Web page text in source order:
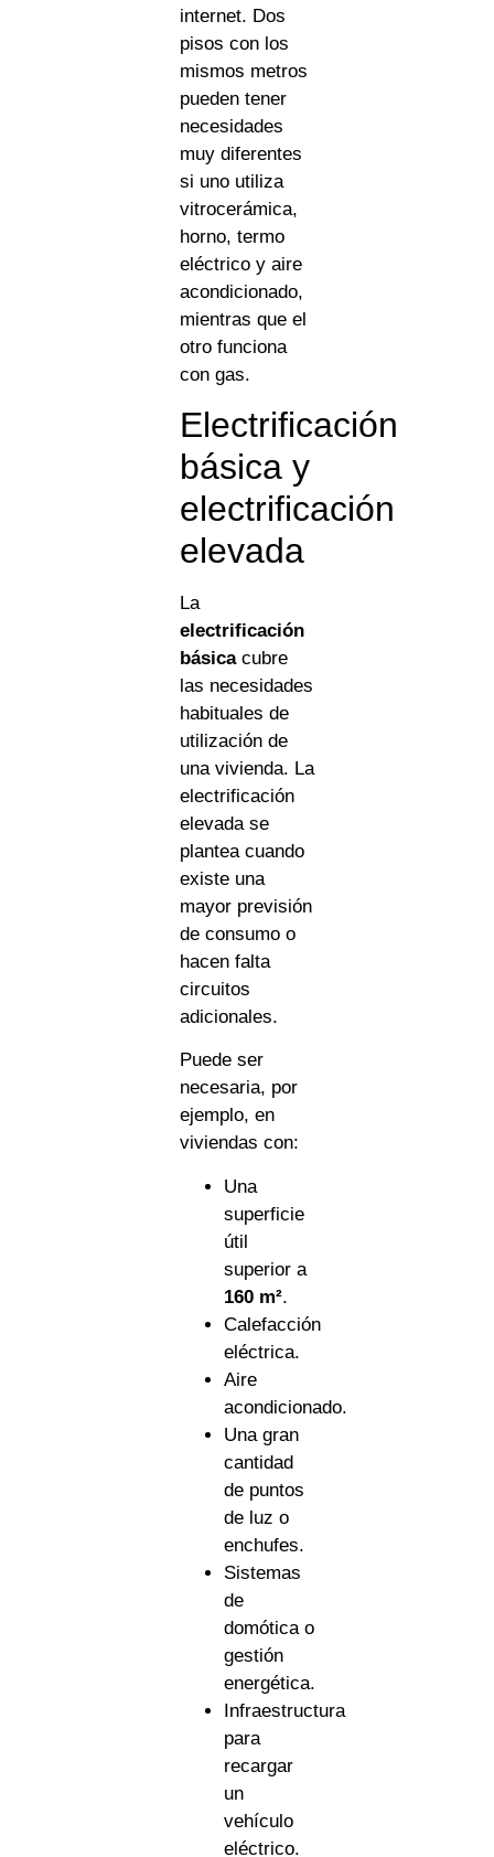
internet. Dos
pisos con los
mismos metros
pueden tener
necesidades
muy diferentes
si uno utiliza
vitrocerámica,
horno, termo
eléctrico y aire
acondicionado,
mientras que el
otro funciona
con gas.
Electrificación
básica y
electrificación
elevada
La
electrificación
básicacubre
las necesidades
habituales de
utilización de
una vivienda. La
electrificación
elevada se
plantea cuando
existe una
mayor previsión
de consumo o
hacen falta
circuitos
adicionales.
Puede ser
necesaria, por
ejemplo, en
viviendas con:
Una
superficie
útil
superior a
160 m².
Calefacción
eléctrica.
Aire
acondicionado.
Una gran
cantidad
de puntos
de luz o
enchufes.
Sistemas
de
domótica o
gestión
energética.
Infraestructura
para
recargar
un
vehículo
eléctrico.